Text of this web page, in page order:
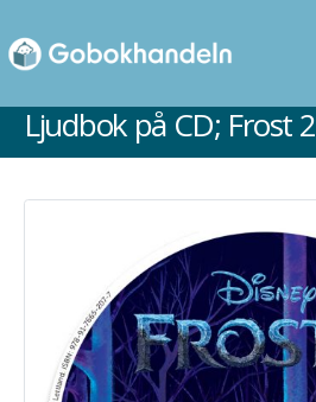
Ljudbok på CD; Frost 2